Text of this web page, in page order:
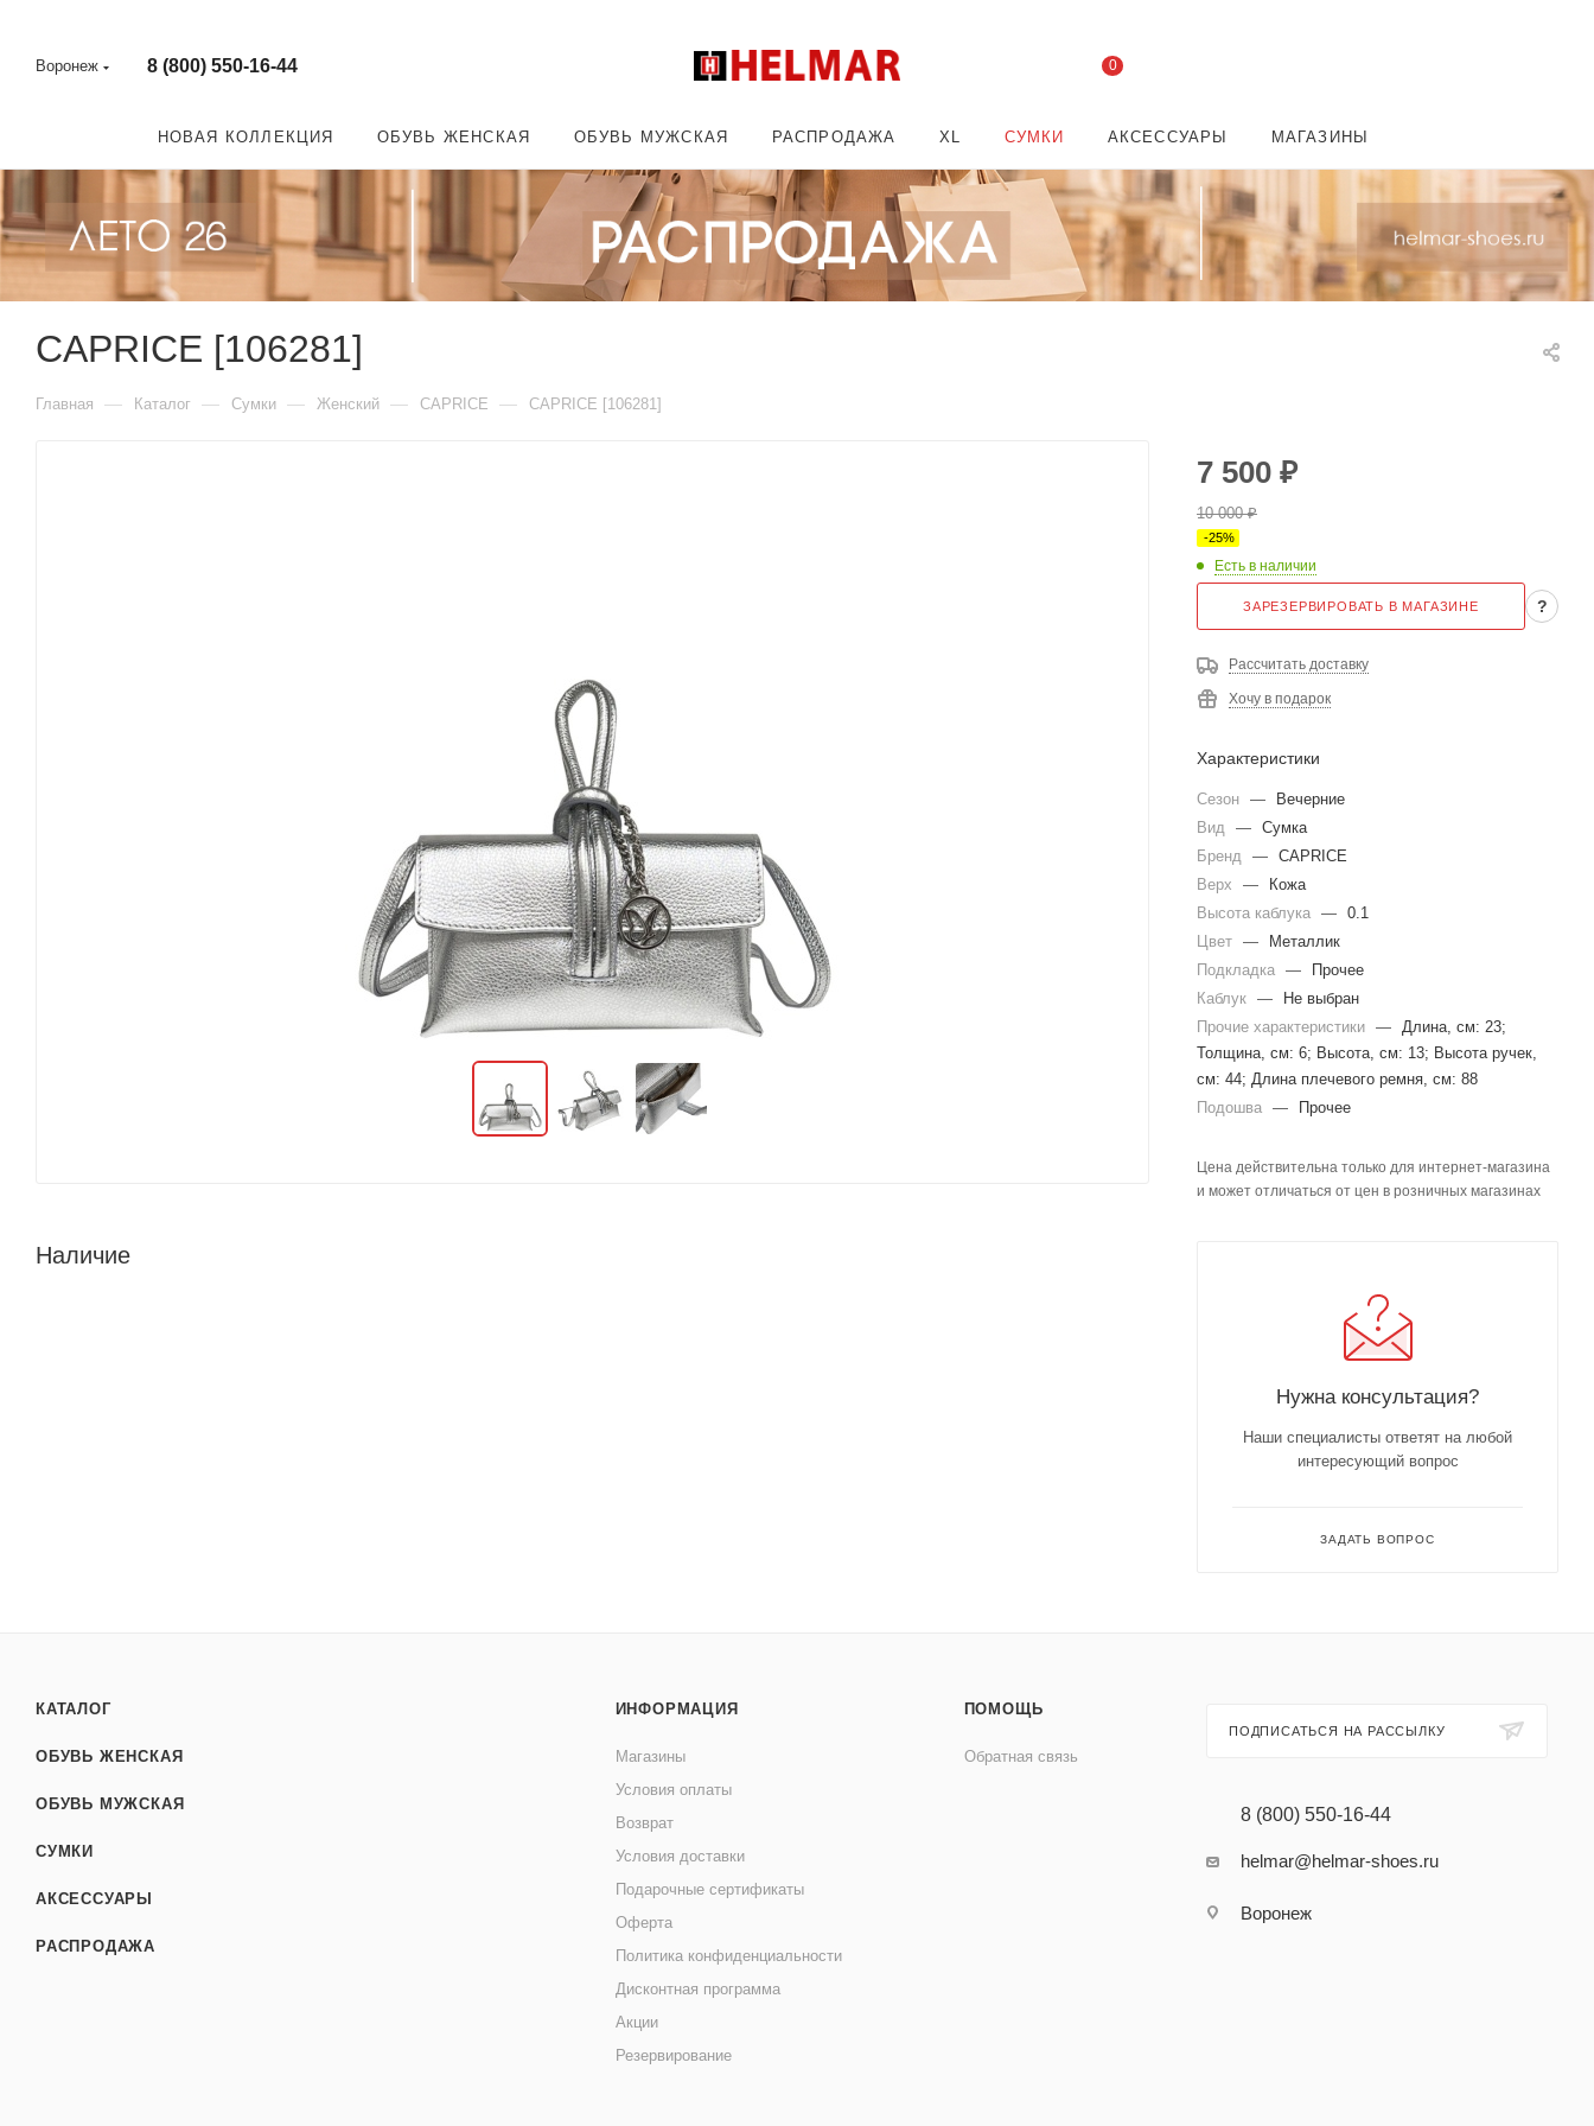
Воронеж 8 (800) 550-16-44 0
НОВАЯ КОЛЛЕКЦИЯ ОБУВЬ ЖЕНСКАЯ ОБУВЬ МУЖСКАЯ РАСПРОДАЖА XL СУМКИ АКСЕССУАРЫ МАГАЗИНЫ
CAPRICE [106281]
Главная — Каталог — Сумки — Женский — CAPRICE — CAPRICE [106281]
Наличие
7 500 ₽
10 000₽
-25%
Есть в наличии
ЗАРЕЗЕРВИРОВАТЬ В МАГАЗИНЕ ?
Рассчитать доставку
Хочу в подарок
Характеристики
Сезон —
Вечерние
Вид — Сумка
Бренд — CAPRICE
Верх
—
Кожа
Высота каблука — 0.1
Цвет —
Металлик
Подкладка —
Прочее
Каблук —
Не выбран
Прочие характеристики — Длина, см: 23;
Толщина, см: 6; Высота, см: 13; Высота ручек,
см: 44; Длина плечевого ремня, см: 88
Подошва — Прочее
Цена действительна только для интернет-магазина
и может отличаться от цен в розничных магазинах
Нужна консультация?
Наши специалисты ответят на любой
интересующий вопрос
ЗАДАТЬ ВОПРОС
КАТАЛОГ
ОБУВЬ ЖЕНСКАЯ
ОБУВЬ МУЖСКАЯ
СУМКИ
АКСЕССУАРЫ
РАСПРОДАЖА
ИНФОРМАЦИЯ
Магазины
Условия оплаты
Возврат
Условия доставки
Подарочные сертификаты
Оферта
Политика конфиденциальности
Дисконтная программа
Акции
Резервирование
ПОМОЩЬ
Обратная связь
ПОДПИСАТЬСЯ НА РАССЫЛКУ
8 (800) 550-16-44
helmar@helmar-shoes.ru
Воронеж